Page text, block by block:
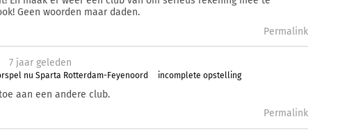
Geen woorden maar daden.
Permalink
7 jaar geleden
nu Sparta Rotterdam-Feyenoord incomplete opstelling
aan een andere club.
Permalink